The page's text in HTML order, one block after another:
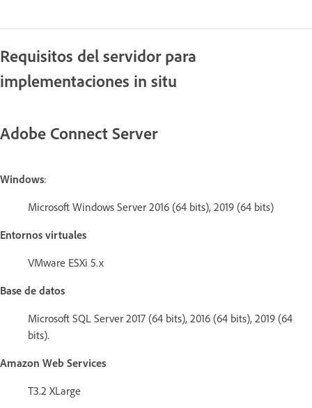
Requisitos del servidor para
implementaciones in situ
Adobe Connect Server
Windows:
Microsoft Windows Server 2016 (64 bits), 2019 (64 bits)
Entornos virtuales
VMware ESXi 5.x
Base de datos
Microsoft SQL Server 2017 (64 bits), 2016 (64 bits), 2019 (64
bits).
Amazon Web Services
T3.2 XLarge